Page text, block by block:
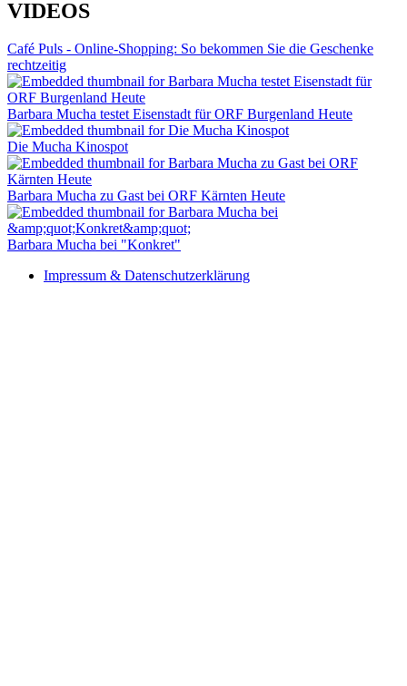
VIDEOS
Café Puls - Online-Shopping: So bekommen Sie die Geschenke
rechtzeitig
Barbara Mucha testet Eisenstadt für ORF Burgenland Heute
Die Mucha Kinospot
Barbara Mucha zu Gast bei ORF Kärnten Heute
Barbara Mucha bei "Konkret"
Impressum & Datenschutzerklärung